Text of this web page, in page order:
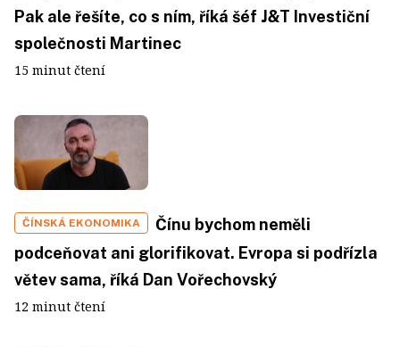
Pak ale řešíte, co s ním, říká šéf J&T Investiční
společnosti Martinec
15 minut čtení
ČÍNSKÁ EKONOMIKA
Čínu bychom neměli
podceňovat ani glorifikovat. Evropa si podřízla
větev sama, říká Dan Vořechovský
12 minut čtení